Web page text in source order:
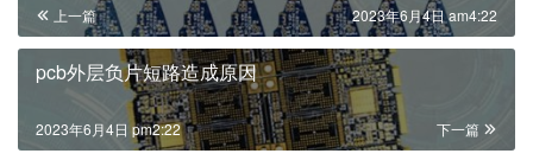
上一篇 2023年6月4日 am4:22
pcb外层负片短路造成原因
下一篇
2023年6月4日 pm2:22